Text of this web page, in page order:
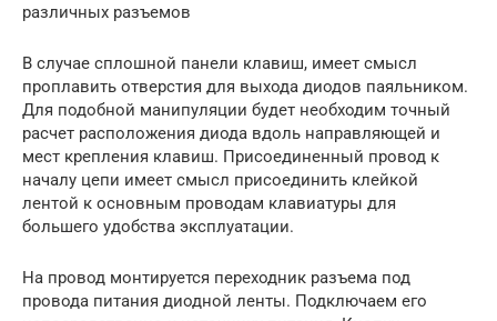
различных разъемов
В случае сплошной панели клавиш, имеет смысл
проплавить отверстия для выхода диодов паяльником.
Для подобной манипуляции будет необходим точный
расчет расположения диода вдоль направляющей и
мест крепления клавиш. Присоединенный провод к
началу цепи имеет смысл присоединить клейкой
лентой к основным проводам клавиатуры для
большего удобства эксплуатации.
На провод монтируется переходник разъема под
провода питания диодной ленты. Подключаем его